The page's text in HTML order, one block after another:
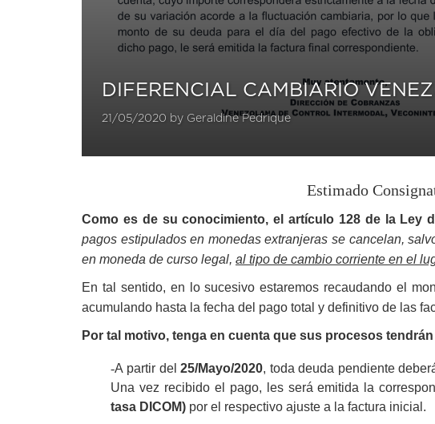
DIFERENCIAL CAMBIARIO
21/05/2020 by Geraldine Pedrique
Estimado
Como es de su conocimiento, el artículo 128 de la Ley
pagos estipulados en monedas extranjeras se cancelan,
en moneda de curso legal, al tipo de cambio corriente en el
En tal sentido, en lo sucesivo estaremos recaudando el
acumulando hasta la fecha del pago total y definitivo de las
Por tal motivo, tenga en cuenta que sus procesos
-A partir del25/Mayo/2020, toda deuda pendiente
Una vez recibido el pago, les será emitida la
tasa DICOM) por el respectivo ajuste a la factura inicial.